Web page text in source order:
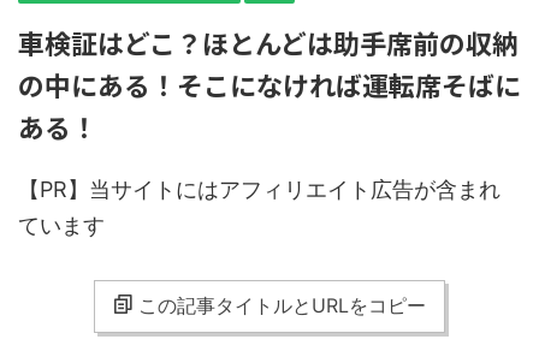
車検証はどこ？ほとんどは助手席前の収納
の中にある！そこになければ運転席そばに
ある！
【PR】 当サイトにはアフィリエイト広告が含まれ
ています
この記事タイトルとURLをコピー